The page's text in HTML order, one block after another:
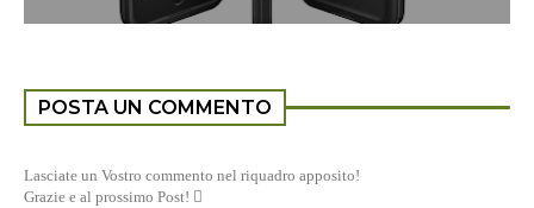
POSTA UN COMMENTO
Lasciate un Vostro commento nel riquadro apposito!
Grazie e al prossimo Post! 